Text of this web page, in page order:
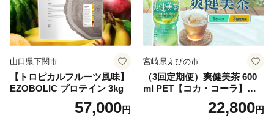
山口県下関市
【トロピカルフルーツ風味】
EZOBOLIC プロテイン 3kg
57,000円
宮崎県えびの市
（3回定期便）爽健美茶 600
ml PET【コカ・コーラ】ペ
ットボトル 1ケース(24本) 定
期便 3回(72本) セット お茶
22,800円